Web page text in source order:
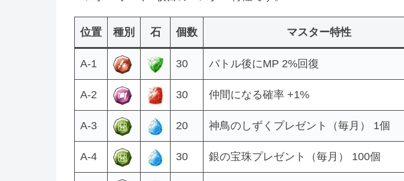
位置 種別 石 個数 マスター特性
A-1 30 バトル後にMP 2%回復
A-2 30 仲間になる確率 +1%
A-3 20 神鳥のしずくプレゼント（毎月） 1個
A-4 30 銀の宝珠プレゼント（毎月） 100個